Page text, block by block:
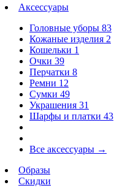
Аксессуары
Головные уборы 83
Кожаные изделия 2
Кошельки 1
Очки 39
Перчатки 8
Ремни 12
Сумки 49
Украшения 31
Шарфы и платки 43
Все аксессуары →
Образы
Скидки